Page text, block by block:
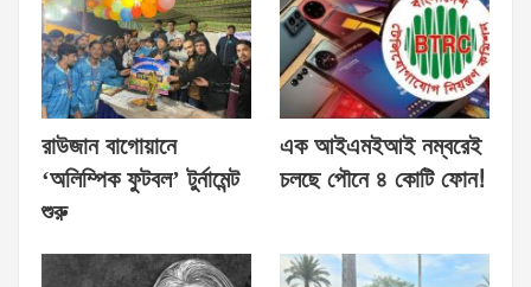
রাউজান বাগোয়ানে
‘অলিম্পিক ফুটবল’ টুর্নামেন্ট
শুরু
এক আইএমইআই নম্বরেই
চলছে পৌনে ৪ কোটি ফোন!